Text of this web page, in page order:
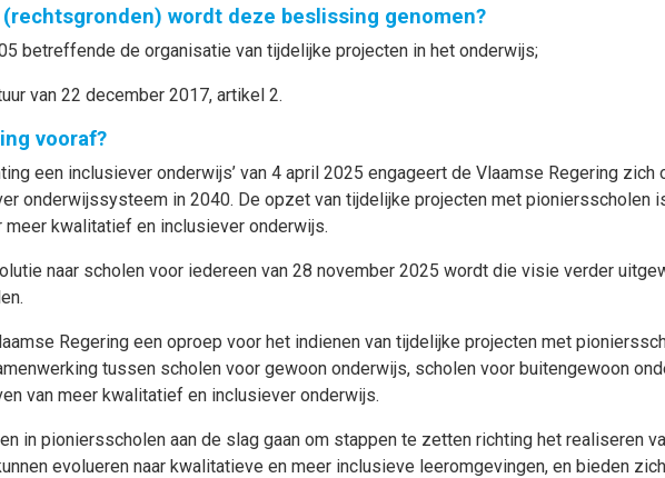
(rechtsgronden) wordt deze beslissing genomen?
betreffende de organisatie van tijdelijke projecten in het onderwijs;
van 22 december 2017, artikel 2.
vooraf?
een inclusiever onderwijs’ van 4 april 2025 engageert de Vlaamse Regering
onderwijssysteem in 2040. De opzet van tijdelijke projecten met pioniersscholen
kwalitatief en inclusiever onderwijs.
naar scholen voor iedereen van 28 november 2025 wordt die visie verder
Regering een oproep voor het indienen van tijdelijke projecten met
tussen scholen voor gewoon onderwijs, scholen voor buitengewoon
van meer kwalitatief en inclusiever onderwijs.
in pioniersscholen aan de slag gaan om stappen te zetten richting het realiseren
evolueren naar kwalitatieve en meer inclusieve leeromgevingen, en bieden